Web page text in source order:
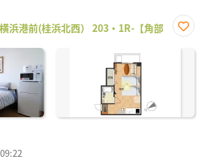
浜港前(桂浜北西） 203・1R-【角部
に入